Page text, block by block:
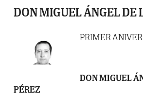
DON MIGUEL ÁNGEL DE
PRIMER
DON MIGUEL
PÉREZ